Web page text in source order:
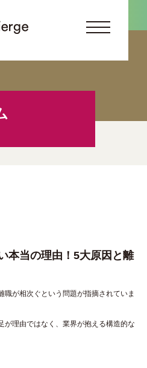
本当の理由！5大原因と離
職が相次ぐという問題が指摘されていま
が理由ではなく、業界が抱える構造的な